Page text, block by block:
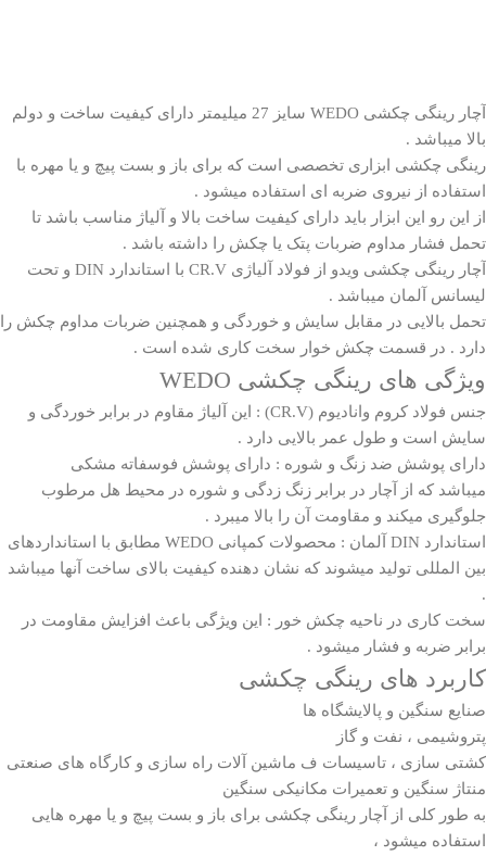
آچار رینگی چکشی WEDO سایز 27 میلیمتر دارای کیفیت ساخت و دولم
بالا میباشد .
رینگی چکشی ابزاری تخصصی است که برای باز و بست پیچ و یا مهره با
استفاده از نیروی ضربه ای استفاده میشود .
از این رو این ابزار باید دارای کیفیت ساخت بالا و آلیاژ مناسب باشد تا
تحمل فشار مداوم ضربات پتک یا چکش را داشته باشد .
آچار رینگی چکشی
ویدو از فولاد آلیاژی CR.V با استاندارد DIN و تحت
لیسانس آلمان میباشد .
تحمل بالایی در مقابل سایش و خوردگی و همچنین ضربات مداوم چکش را
دارد . در قسمت چکش خوار سخت کاری شده است .
ویژگی های رینگی چکشی WEDO
جنس فولاد کروم وانادیوم (CR.V) : این آلیاژ مقاوم در برابر خوردگی و
سایش است و طول عمر بالایی دارد .
دارای پوشش ضد زنگ و شوره : دارای پوشش فوسفاته مشکی
میباشد که از آچار در برابر زنگ زدگی و شوره در محیط هل مرطوب
جلوگیری میکند و مقاومت آن را بالا میبرد .
استاندارد DIN آلمان : محصولات کمپانی
WEDO مطابق با استانداردهای
بین المللی تولید میشوند که نشان دهنده کیفیت بالای ساخت آنها میباشد
.
سخت کاری در ناحیه چکش خور : این ویژگی باعث افزایش مقاومت در
برابر ضربه و فشار میشود .
کاربرد های رینگی چکشی
صنایع سنگین و پالایشگاه ها
پتروشیمی ، نفت و گاز
کشتی سازی ، تاسیسات ف ماشین آلات راه سازی و کارگاه های صنعتی
منتاژ سنگین و تعمیرات مکانیکی سنگین
به طور کلی از آچار رینگی چکشی برای باز و بست پیچ و یا مهره هایی
استفاده میشود ،